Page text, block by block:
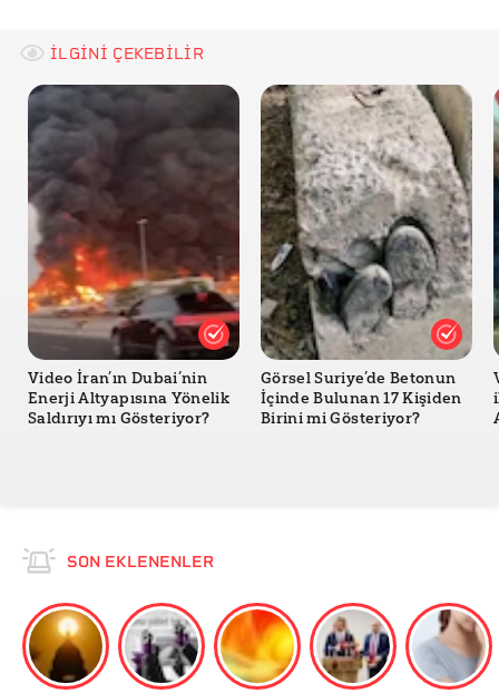
İLGİNİ ÇEKEBİLİR
Video İran’ın Dubai’nin
Enerji Altyapısına Yönelik
Saldırıyı mı Gösteriyor?
Görsel Suriye’de Betonun
İçinde Bulunan 17 Kişiden
Birini mi Gösteriyor?
SON EKLENENLER